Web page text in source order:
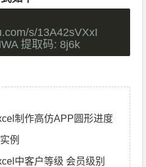
s/13A42sVXxI
提取码: 8j6k
制作高仿APP圆形进度
例
中客户等级 会员级别